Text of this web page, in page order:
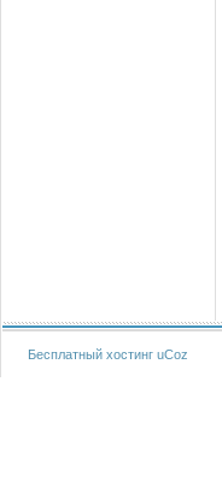
Бесплатный хостинг uCoz